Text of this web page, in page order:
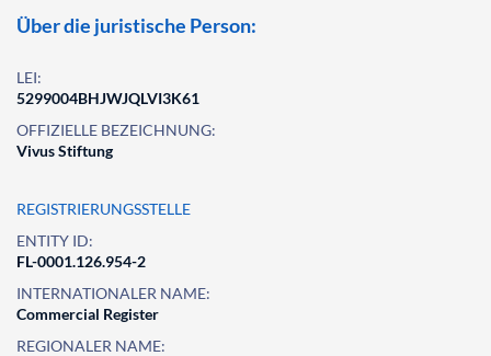
Über die juristische Person:
LEI:
5299004BHJWJQLVI3K61
OFFIZIELLE BEZEICHNUNG:
Vivus Stiftung
REGISTRIERUNGSSTELLE
ENTITY ID:
FL-0001.126.954-2
INTERNATIONALER NAME:
Commercial Register
REGIONALER NAME: